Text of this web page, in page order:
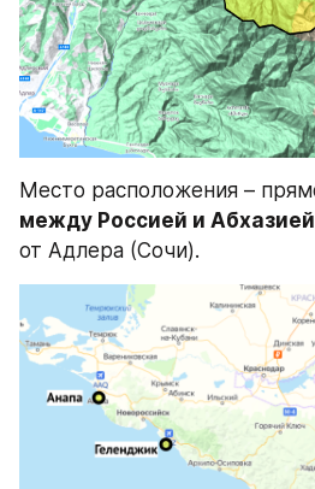
между Россией и Абхазией
от Адлера (Сочи).